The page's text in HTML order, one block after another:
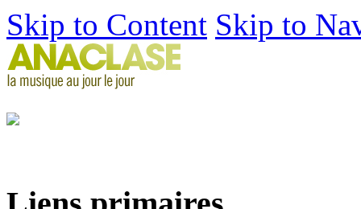
Skip to Content Skip to